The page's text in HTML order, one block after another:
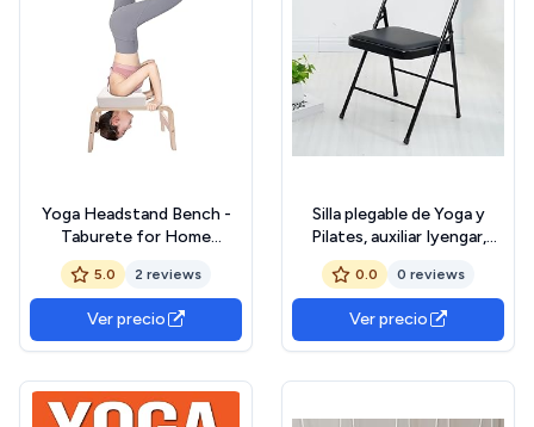
Yoga Headstand Bench -
Taburete for Home
Practice - Inversión Chair
With Wood and PU Pads -
Silla de Yoga
5.0 2 reviews
Ver precio
Silla plegable de Yoga y
Pilates, auxiliar Iyengar,
reforzada, especial para
yoga, asiento sólido
antideslizante, negro,
negro
0.0 0 reviews
Ver precio